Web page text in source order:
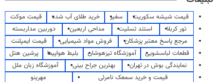
قیمت شیشه سکوریت سفیر خرید طلای آب شده
قیمت موکت
تور کربلا
استند تسلیت مداحی اربعین
دوربین مداربسته
مرجع پاسخ معتبر پزشکان
فروش مواد شیمیایی
قیمت ایمپلنت
قطعات لباسشویی
آموزشگاه تیزهوشان بلیط هواپیما
پرشین هتل
نمایندگی بوش در تهران
بهترین جراح بینی
آموزشگاه زبان ملل
قیمت و خرید سمعک نامرئی
مهرینو